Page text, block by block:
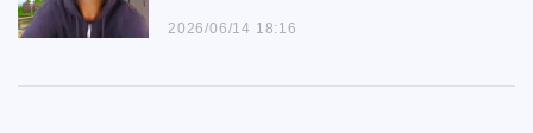
2026/06/14 18:16